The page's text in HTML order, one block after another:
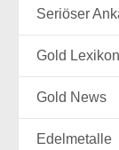
Seriöser
Gold Lexikon
Gold News
Edelmetalle